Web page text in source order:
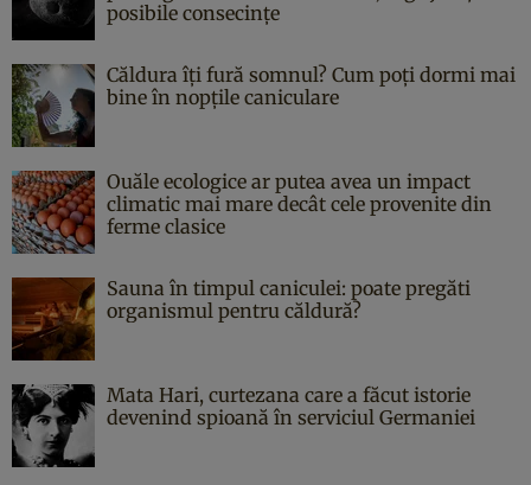
posibile consecințe
Căldura îți fură somnul? Cum poți dormi mai
bine în nopțile caniculare
Ouăle ecologice ar putea avea un impact
climatic mai mare decât cele provenite din
ferme clasice
Sauna în timpul caniculei: poate pregăti
organismul pentru căldură?
Mata Hari, curtezana care a făcut istorie
devenind spioană în serviciul Germaniei